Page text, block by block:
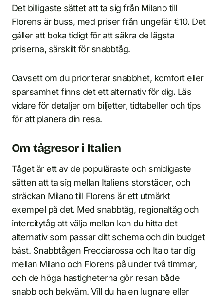
Det billigaste sättet att ta sig från Milano till
Florens är buss, med priser från ungefär €10. Det
gäller att boka tidigt för att säkra de lägsta
priserna, särskilt för snabbtåg.
Oavsett om du prioriterar snabbhet, komfort eller
sparsamhet finns det ett alternativ för dig. Läs
vidare för detaljer om biljetter, tidtabeller och tips
för att planera din resa.
Om tågresor i Italien
Tåget är ett av de populäraste och smidigaste
sätten att ta sig mellan Italiens storstäder, och
sträckan Milano till Florens är ett utmärkt
exempel på det. Med snabbtåg, regionaltåg och
intercitytåg att välja mellan kan du hitta det
alternativ som passar ditt schema och din budget
bäst. Snabbtågen Frecciarossa och Italo tar dig
mellan Milano och Florens på under två timmar,
och de höga hastigheterna gör resan både
snabb och bekväm. Vill du ha en lugnare eller